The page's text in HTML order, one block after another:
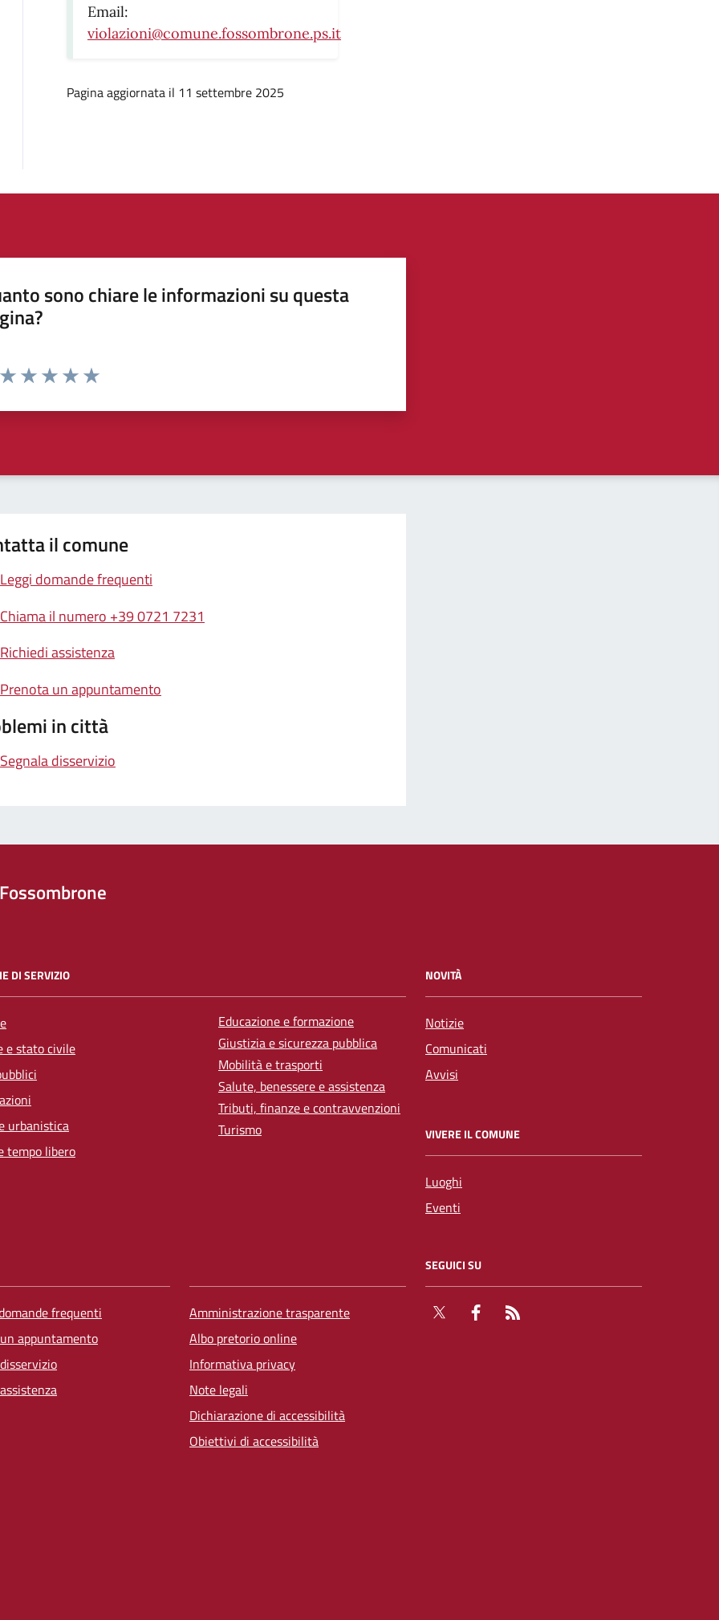
Email:
violazioni@comune.fossombrone.ps.it
Pagina aggiornata il 11 settembre 2025
sono chiare le informazioni su questa
Valuta da 1 a 5 stelle la pagina
il comune
Leggi domande frequenti
Chiama il numero +39 0721 7231
Richiedi assistenza
Prenota un appuntamento
in città
Segnala disservizio
DI SERVIZIO
e stato civile
urbanistica
tempo libero
Educazione e formazione
Giustizia e sicurezza pubblica
Mobilità e trasporti
Salute, benessere e assistenza
Tributi, finanze e contravvenzioni
Turismo
NOVITÀ
Notizie
Comunicati
Avvisi
VIVERE IL COMUNE
Luoghi
Eventi
frequenti
appuntamento
Amministrazione trasparente
Albo pretorio online
Informativa privacy
Note legali
Dichiarazione di accessibilità
Obiettivi di accessibilità
SEGUICI SU
Twitter Facebook